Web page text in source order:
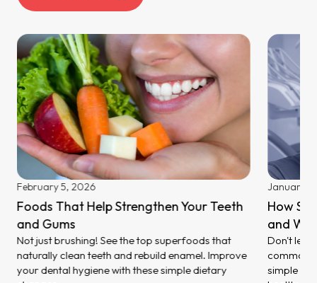
February 5, 2026
Foods That Help Strengthen Your Teeth
and Gums
Not just brushing! See the top superfoods that
naturally clean teeth and rebuild enamel. Improve
your dental hygiene with these simple dietary
January
How
and
Don't let
common
simple